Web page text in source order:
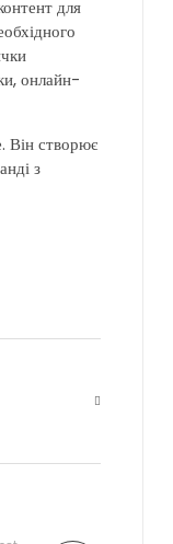
для
онлайн-
Він створює
з